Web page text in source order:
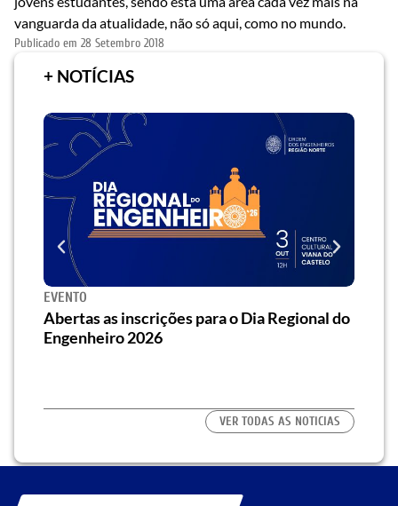
vanguarda da atualidade, não só aqui, como no mundo.
Publicado em 28 Setembro 2018
+ NOTÍCIAS
EVENTO
Abertas as inscrições para o Dia Regional do
Engenheiro 2026
VER TODAS AS NOTICIAS